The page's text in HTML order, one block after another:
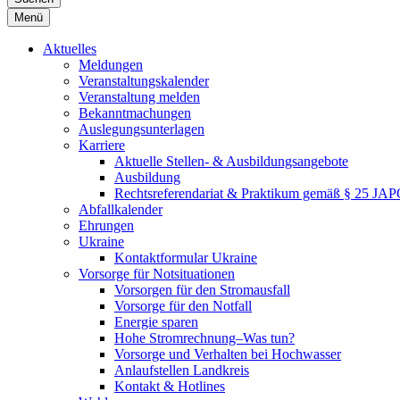
Menü
Aktuelles
Meldungen
Veranstaltungskalender
Veranstaltung melden
Bekanntmachungen
Auslegungsunterlagen
Karriere
Aktuelle Stellen- & Ausbildungsangebote
Ausbildung
Rechtsreferendariat & Praktikum gemäß § 25
Abfallkalender
Ehrungen
Ukraine
Kontaktformular Ukraine
Vorsorge für Notsituationen
Vorsorgen für den Stromausfall
Vorsorge für den Notfall
Energie sparen
Hohe Stromrechnung–Was tun?
Vorsorge und Verhalten bei Hochwasser
Anlaufstellen Landkreis
Kontakt & Hotlines